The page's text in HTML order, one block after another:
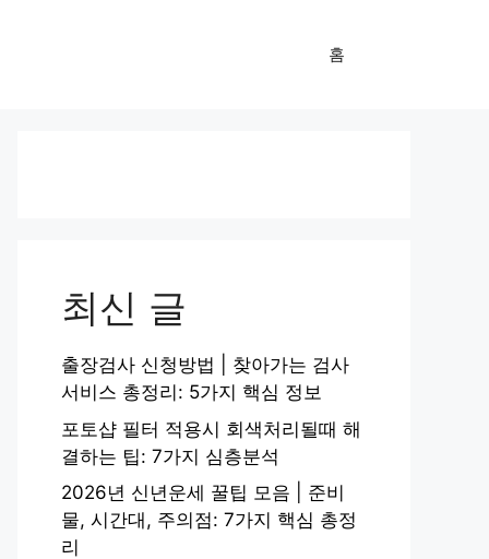
홈
최신 글
출장검사 신청방법 | 찾아가는 검사
서비스 총정리: 5가지 핵심 정보
포토샵 필터 적용시 회색처리될때 해
결하는 팁: 7가지 심층분석
2026년 신년운세 꿀팁 모음 | 준비
물, 시간대, 주의점: 7가지 핵심 총정
리